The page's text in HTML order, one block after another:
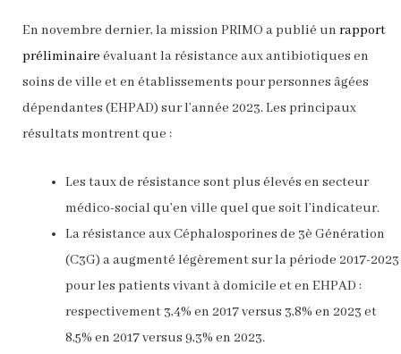
En novembre dernier, la mission PRIMO a publié un rapport
préliminaire évaluant la résistance aux antibiotiques en
soins de ville et en établissements pour personnes âgées
dépendantes (EHPAD) sur l’année 2023. Les principaux
résultats montrent que :
Les taux de résistance sont plus élevés en secteur
médico-social qu’en ville quel que soit l’indicateur.
La résistance aux Céphalosporines de 3è Génération
(C3G) a augmenté légèrement sur la période 2017-2023
pour les patients vivant à domicile et en EHPAD :
respectivement 3,4% en 2017 versus 3,8% en 2023 et
8,5% en 2017 versus 9,3% en 2023.